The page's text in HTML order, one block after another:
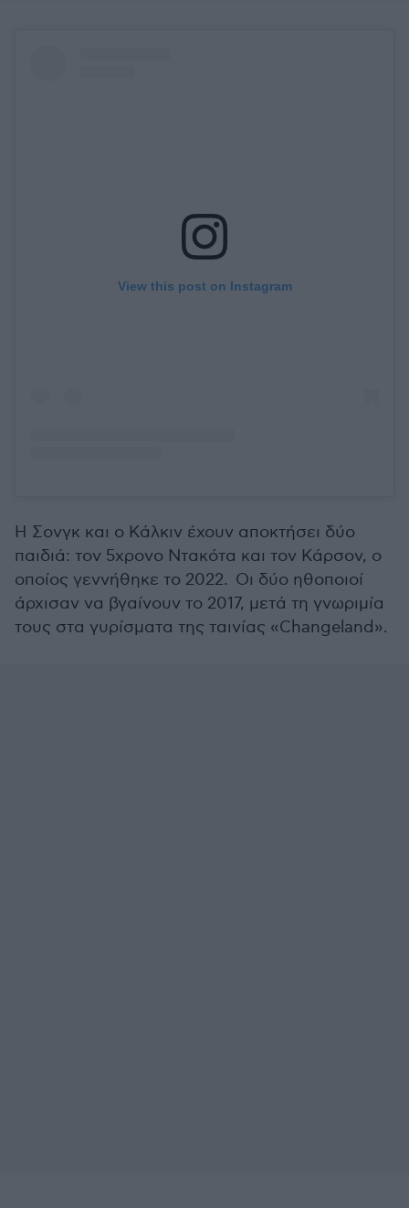
View this post on Instagram
Η Σονγκ και ο Κάλκιν έχουν αποκτήσει δύο
παιδιά: τον 5χρονο Ντακότα και τον Κάρσον, ο
οποίος γεννήθηκε το 2022. Οι δύο ηθοποιοί
άρχισαν να βγαίνουν το 2017, μετά τη γνωριμία
τους στα γυρίσματα της ταινίας «Changeland».